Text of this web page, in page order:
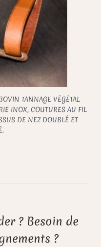
TANNAGE VÉGÉTAL
INOX, COUTURES AU FIL
DE NEZ DOUBLÉ ET
? Besoin de
?